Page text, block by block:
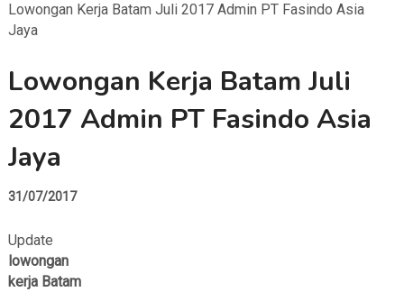
Lowongan Kerja Batam Juli 2017 Admin PT Fasindo Asia
Jaya
Lowongan Kerja Batam Juli
2017 Admin PT Fasindo Asia
Jaya
31/07/2017
Update
lowongan
kerja Batam